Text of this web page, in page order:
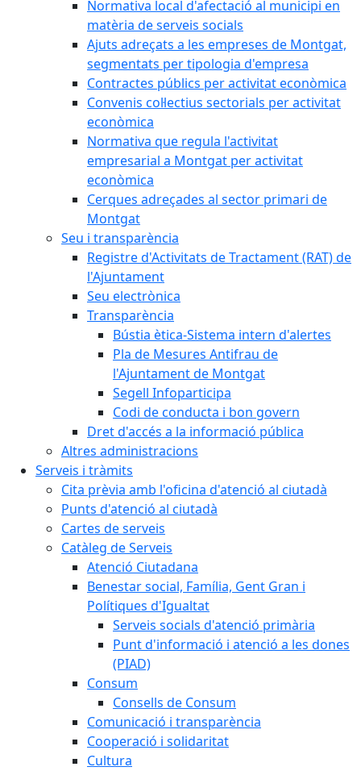
Normativa local d'afectació al municipi en
matèria de serveis socials
Ajuts adreçats a les empreses de Montgat,
segmentats per tipologia d'empresa
Contractes públics per activitat econòmica
Convenis col·lectius sectorials per activitat
econòmica
Normativa que regula l'activitat
empresarial a Montgat per activitat
econòmica
Cerques adreçades al sector primari de
Montgat
Seu i transparència
Registre d'Activitats de Tractament (RAT) de
l'Ajuntament
Seu electrònica
Transparència
Bústia ètica-Sistema intern d'alertes
Pla de Mesures Antifrau de
l'Ajuntament de Montgat
Segell Infoparticipa
Codi de conducta i bon govern
Dret d'accés a la informació pública
Altres administracions
Serveis i tràmits
Cita prèvia amb l'oficina d'atenció al ciutadà
Punts d'atenció al ciutadà
Cartes de serveis
Catàleg de Serveis
Atenció Ciutadana
Benestar social, Família, Gent Gran i
Polítiques d'Igualtat
Serveis socials d'atenció primària
Punt d'informació i atenció a les dones
(PIAD)
Consum
Consells de Consum
Comunicació i transparència
Cooperació i solidaritat
Cultura